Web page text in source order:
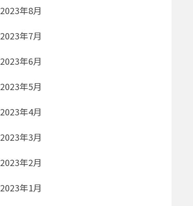
2023年8月
2023年7月
2023年6月
2023年5月
2023年4月
2023年3月
2023年2月
2023年1月